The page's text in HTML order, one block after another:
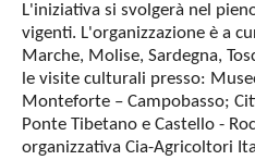
L'iniziativa si svolgerà nel
vigenti. L'organizzazione è a
Marche, Molise, Sardegna,
le visite culturali presso:
Monteforte – Campobasso;
Ponte Tibetano e Castello -
organizzativa Cia-Agricoltori